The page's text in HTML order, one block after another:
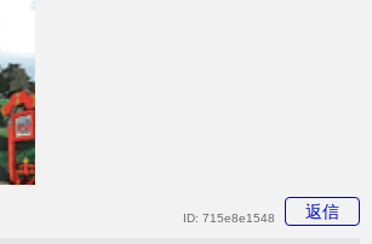
返信
ID: 715e8e1548